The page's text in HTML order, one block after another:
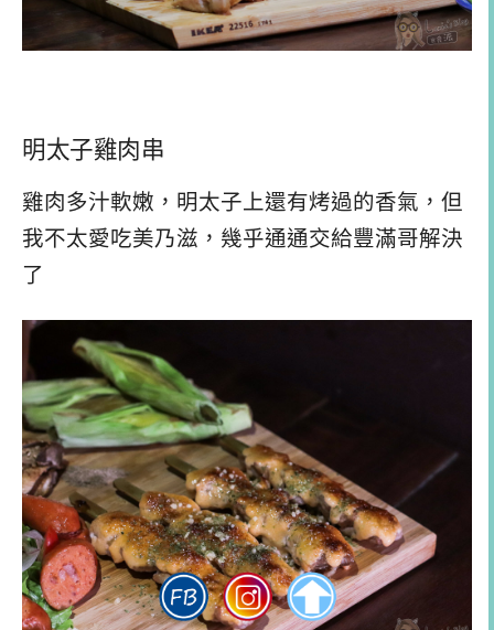
明太子雞肉串
雞肉多汁軟嫩，明太子上還有烤過的香氣，但
我不太愛吃美乃滋，幾乎通通交給豐滿哥解決
了